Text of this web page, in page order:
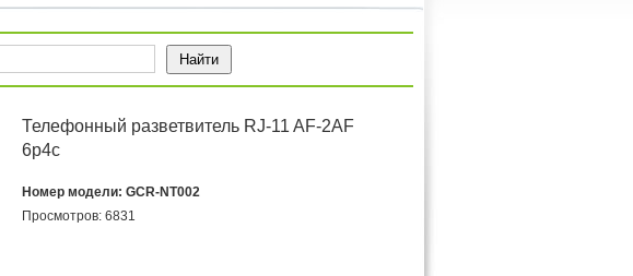
Телефонный разветвитель RJ-11 AF-2AF
6p4c
Номер модели: GCR-NT002
Просмотров: 6831